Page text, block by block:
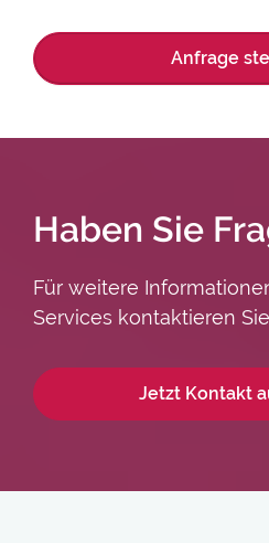
Anfrage
Haben Sie
Für weitere
Services kontaktieren
Jetzt Kontakt